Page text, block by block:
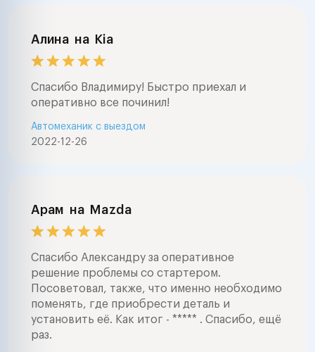
Алина на Kia
Спасибо Владимиру! Быстро приехал и
оперативно все починил!
2022-12-26
Автомеханик с выездом
Арам на Mazda
Спасибо Александру за оперативное
решение проблемы со стартером.
Посоветовал, также, что именно необходимо
поменять, где приобрести деталь и
установить её. Как итог - ***** . Спасибо, ещё
раз.